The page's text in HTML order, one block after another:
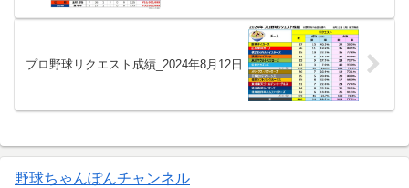
プロ野球リクエスト成績_2024年8月12日
野球ちゃんぽんチャンネル